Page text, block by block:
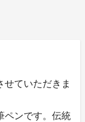
せていただきま
ペンです。伝統